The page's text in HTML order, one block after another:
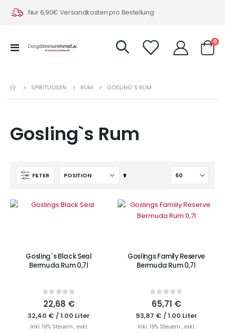
Nur 6,90€ Versandkosten pro Bestellung
Navigation
0
SPIRITUOSEN RUM GOSLING`S RUM
Gosling`s Rum
FILTER
In
IN DEN WARENKORB
Gosling`s Black Seal
Bermuda Rum 0,7l
Rating:
0%
22,68 €
32,40 € /1.00 Liter
Inkl. 19% Steuern , exkl.
IN DEN WARENKORB
Goslings Family Reserve
Bermuda Rum 0,7l
Rating:
0%
65,71 €
93,87 € /1.00 Liter
Inkl. 19% Steuern , exkl.